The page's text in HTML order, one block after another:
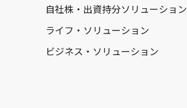
自社株・出資持分ソリューション
ライフ・ソリューション
ビジネス・ソリューション